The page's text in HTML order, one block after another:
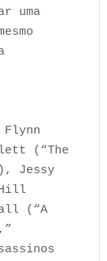
uma
Flynn
(“The
Jessy
Hill
(“A